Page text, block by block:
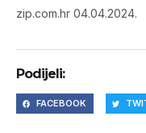
zip.com.hr 04.04.2024.
Podijeli:
FACEBOOK